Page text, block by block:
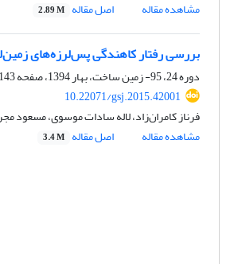
مشاهده مقاله
اصل مقاله 2.89 M
بررسی رفتار کاهندگی پس‌لرزه‌های
دوره 24، 95- زمین ساخت، بهار 1394، صفحه
143-154
10.22071/gsj.2015.42001
فرناز کامران‌زاد، لاله سادات موسوی، مسعود
مشاهده مقاله
اصل مقاله 3.4 M